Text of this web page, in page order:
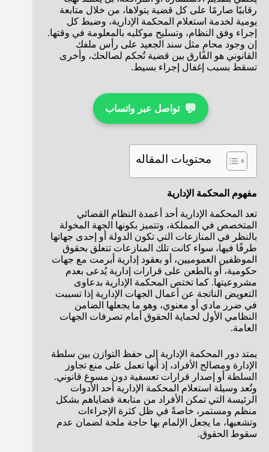
رقابيًا صارمًا على كل قضية يتولاها، من خلال متابعة
يومية لخدمة استعلام المحكمة الإدارية، وضبط كل
إجراء وفق النظام، وتسليح موكليه بالمعلومة في وقتها.
إن وجود محامٍ مثل سند الجعيد على رأس ملفك
القانوني هو الفارق بين قضية تُحكم لصالحك، وأخرى
تسقط بسبب إغفال إجراء بسيط.
💬 تواصل عبر واتساب
محتويات المقاله
مفهوم المحكمة الإدارية
تعد المحكمة الإدارية أحد أعمدة النظام القضائي
المتخصص في المملكة، وتتميز بكونها الجهة المخولة
بالنظر في المنازعات التي تكون الدولة أو إحدى جهاتها
طرفًا فيها، سواء كانت تلك المنازعات تتعلق بحقوق
الموظفين العموميين، أو بعقود إدارية أبرمت مع جهات
حكومية، أو بالطعن على قرارات إدارية يُدعى بعدم
مشروعيتها. كما تختص المحكمة الإدارية بدعاوى
التعويض الناتجة عن أعمال الجهات الإدارية إذا تسببت
في ضرر مادي أو معنوي، وهو ما يجعلها الضامن
النظامي الأول لحماية الحقوق أمام تصرفات الجهات
العامة.
يمتد دور المحكمة الإدارية إلى حفظ التوازن بين سلطة
الإدارة ومصالح الأفراد، إذ أنها تعمل على منع تجاوز
السلطة أو إصدار قرارات تعسفية دون مسوغ قانوني.
وتُعد وسيلة استعلام المحكمة الإدارية أحد الأدوات
الرئيسة التي تمكن الأفراد من متابعة قضاياهم بشكل
منظم ومستمر، خاصةً في ظل كثرة الإجراءات
وتشعبها، ما يجعل الإلمام بها حاجة ملحة لضمان عدم
سقوط الحقوق.